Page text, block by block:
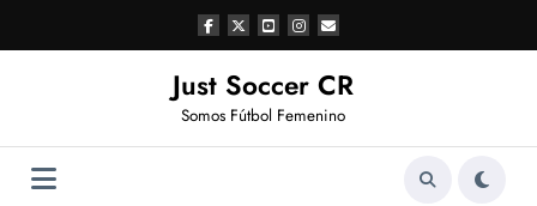
contenido
Just Soccer CR
Somos Fútbol Femenino